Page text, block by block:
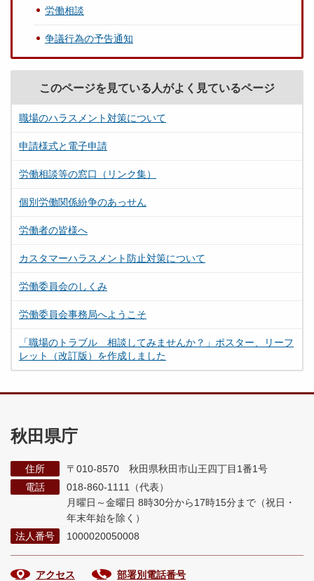
労働相談
争議行為の予告通知
このページを見ている人がよく見ているページ
職場のハラスメント対策について
申請様式と電子申請
労働相談等の窓口（リンク集）
個別労働関係紛争のあっせん
労働者の皆様へ
カスタマーハラスメント防止対策について
労働委員会のしくみ
労働委員会事務局へようこそ
「職場のトラブル 相談してみませんか？」ポスター、リーフ
レット（改訂版）を作成しました
秋田県庁
住所
〒010-8570 秋田県秋田市山王四丁目1番1号
電話
018-860-1111（代表）
月曜日～金曜日 8時30分から17時15分まで （祝日・
年末年始を除く）
法人番号
1000020050008
アクセス 部署別電話番号